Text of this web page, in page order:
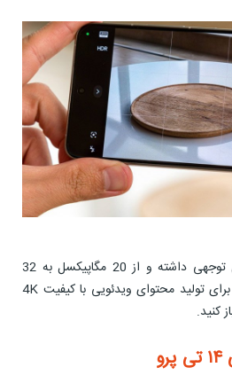
سنسور سلفی هم ارتقاء قابل توجهی داشته و از 20 مگاپیکسل به 32
مگاپیکسل بهبود پیدا کرده و برای تولید محتوای ویدئویی با کیفیت 4K
کنید.